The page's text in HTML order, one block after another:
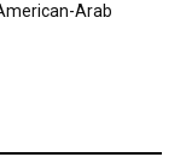
Arab